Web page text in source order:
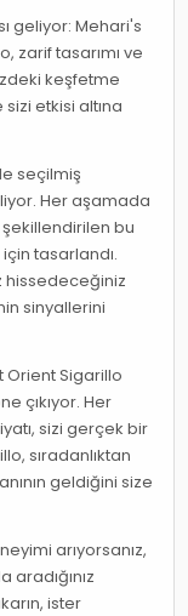
geliyor: Mehari's
zarif tasarımı ve
keşfetme
etkisi altına
seçilmiş
Her aşamada
bu
tasarlandı.
hissedeceğiniz
sinyallerini
Orient Sigarillo
çıkıyor. Her
sizi gerçek bir
sıradanlıktan
geldiğini size
arıyorsanız,
ister